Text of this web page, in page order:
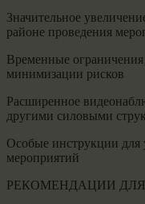
Значительное
районе проведения
Временные
минимизации рисков
Расширенное
другими силовыми
Особые инструкции для
мероприятий
РЕКОМЕНДАЦИИ